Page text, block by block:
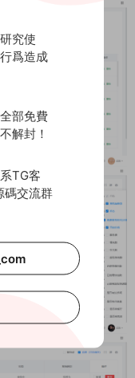
究使
爲造成
部免費
解封！
TG客
碼交流群